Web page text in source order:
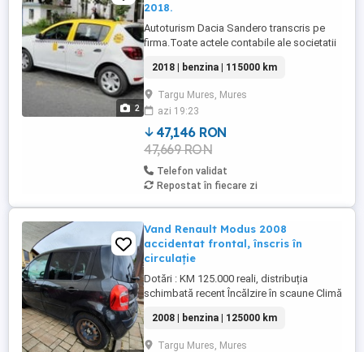
2
2018.
Autoturism Dacia Sandero transcris pe
firma.Toate actele contabile ale societatii
contabil. Autorizatia de : transport,taxi,
valabil pana in 2028. Autoturism model
:Dacia Sandero ,fabricat in anul
2018,motor: 1000 cm3, benzina,culoare
alba,toate dotarile,total ...
2018 | benzina | 115000 km
Targu Mures, Mures
azi 19:23
47,146 RON
47,669 RON
Telefon validat
Repostat în fiecare zi
Vand Renault Modus 2008
accidentat frontal, înscris în
circulație
Dotări : KM 125.000 reali, distribuția
schimbată recent Încălzire în scaune Climă
Motor 1.2 16V Turbo D4F Piese defecte
exterior :de Capota Bara față Farurile și
2008 | benzina | 125000 km
Targu Mures, Mures